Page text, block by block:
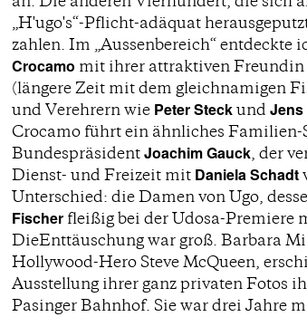
„H'ugo's“-Pflicht-adäquat
zahlen. Im „Aussenbereich“ entdeckte
Crocamo mit ihrer attraktiven Freundin
(längere Zeit mit dem gleichnamigen
und Verehrern wie Peter Steckund Jens
Crocamo führt ein ähnliches Familien-
BundespräsidentJoachim Gauck, der
Dienst- und Freizeit mit Daniela Schadt
Unterschied: die Damen von Ugo,
Fischer fleißig bei der Udosa-Premiere
DieEnttäuschung war groß. Barbara
Hollywood-Hero Steve McQueen,
Ausstellung ihrer ganz privaten Fotos
Pasinger Bahnhof. Sie war drei Jahre